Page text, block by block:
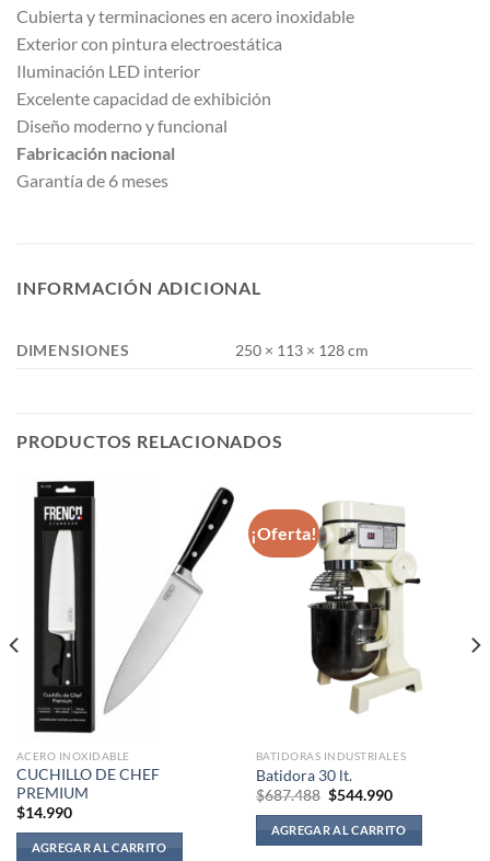
Cubierta y terminaciones en acero inoxidable
Exterior con pintura electroestática
Iluminación LED interior
Excelente capacidad de exhibición
Diseño moderno y funcional
Fabricación nacional
Garantía de 6 meses
INFORMACIÓN ADICIONAL
DIMENSIONES 250 × 113 × 128 cm
PRODUCTOS RELACIONADOS
ACERO INOXIDABLE
CUCHILLO DE CHEF
PREMIUM
$14.990
AGREGAR AL CARRITO
¡Oferta!
BATIDORAS INDUSTRIALES
Batidora 30 lt.
$687.488 El
original
era:
$687.488.
$544.990El
actual
es:
$544.990.
AGREGAR AL CARRITO